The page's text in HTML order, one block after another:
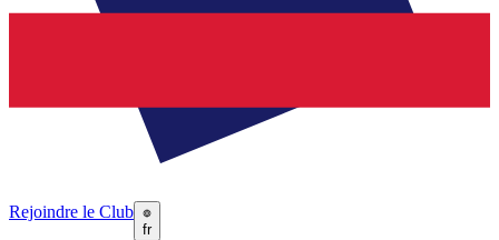
Rejoindre le Club
fr